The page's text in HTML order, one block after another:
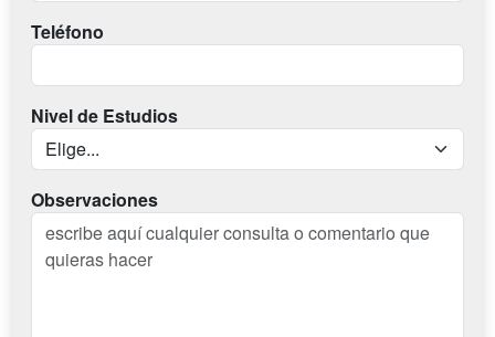
Teléfono
Nivel de Estudios
Observaciones